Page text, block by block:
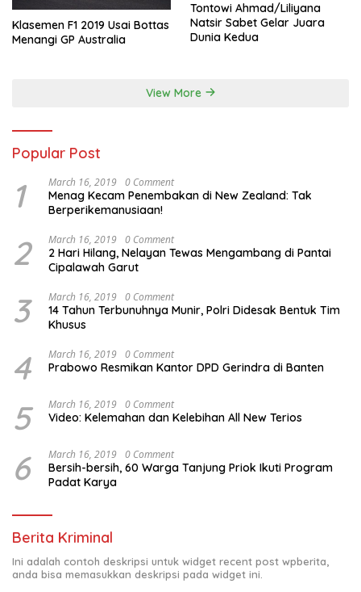
Klasemen F1 2019 Usai Bottas
Menangi GP Australia
Tontowi Ahmad/Liliyana
Natsir Sabet Gelar Juara
Dunia Kedua
View More
Popular Post
1 March 16, 2019 0 Comment
Menag Kecam Penembakan di New Zealand: Tak
Berperikemanusiaan!
2 March 16, 2019 0 Comment
2 Hari Hilang, Nelayan Tewas Mengambang di Pantai
Cipalawah Garut
3 March 16, 2019 0 Comment
14 Tahun Terbunuhnya Munir, Polri Didesak Bentuk Tim
Khusus
4 March 16, 2019 0 Comment
Prabowo Resmikan Kantor DPD Gerindra di Banten
5 March 16, 2019 0 Comment
Video: Kelemahan dan Kelebihan All New Terios
6 March 16, 2019 0 Comment
Bersih-bersih, 60 Warga Tanjung Priok Ikuti Program
Padat Karya
Berita Kriminal
Ini adalah contoh deskripsi untuk widget recent post wpberita,
anda bisa memasukkan deskripsi pada widget ini.